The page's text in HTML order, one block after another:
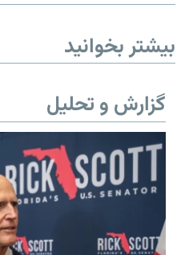
بیشتر بخوانید
گزارش و تحلیل